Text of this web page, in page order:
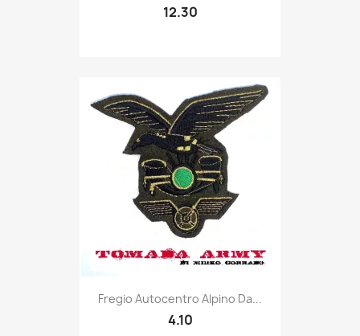
12.30
Quick view
Fregio Autocentro Alpino Da...
4.10